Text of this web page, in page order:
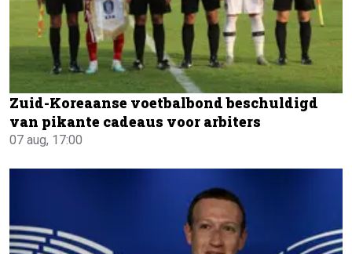
Zuid-Koreaanse voetbalbond beschuldigd
van pikante cadeaus voor arbiters
07 aug, 17:00